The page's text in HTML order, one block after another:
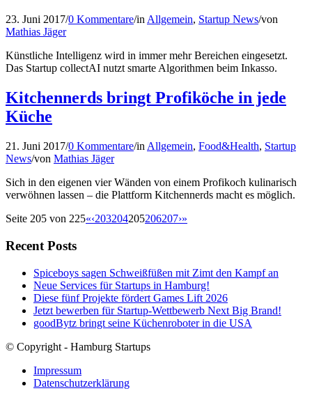
23. Juni 2017/0 Kommentare/in Allgemein, Startup News/von
Mathias Jäger
Künstliche Intelligenz wird in immer mehr Bereichen eingesetzt.
Das Startup collectAI nutzt smarte Algorithmen beim Inkasso.
Kitchennerds bringt Profiköche in jede
Küche
21. Juni 2017/0 Kommentare/in Allgemein, Food&Health, Startup
News/von Mathias Jäger
Sich in den eigenen vier Wänden von einem Profikoch kulinarisch
verwöhnen lassen – die Plattform Kitchennerds macht es möglich.
Seite 205 von 225«‹203204205206207›»
Recent Posts
Spiceboys sagen Schweißfüßen mit Zimt den Kampf an
Neue Services für Startups in Hamburg!
Diese fünf Projekte fördert Games Lift 2026
Jetzt bewerben für Startup-Wettbewerb Next Big Brand!
goodBytz bringt seine Küchenroboter in die USA
© Copyright - Hamburg Startups
Impressum
Datenschutzerklärung